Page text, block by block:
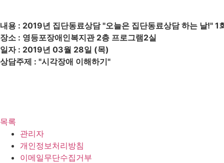
내용 : 2019년 집단동료상담 "오늘은 집단동료상담 하는 날!" 1
장소 : 영등포장애인복지관 2층 프로그램2실
일자 : 2019년 03월 28일 (목)
상담주제 : "시각장애 이해하기"
목록
관리자
개인정보처리방침
이메일무단수집거부